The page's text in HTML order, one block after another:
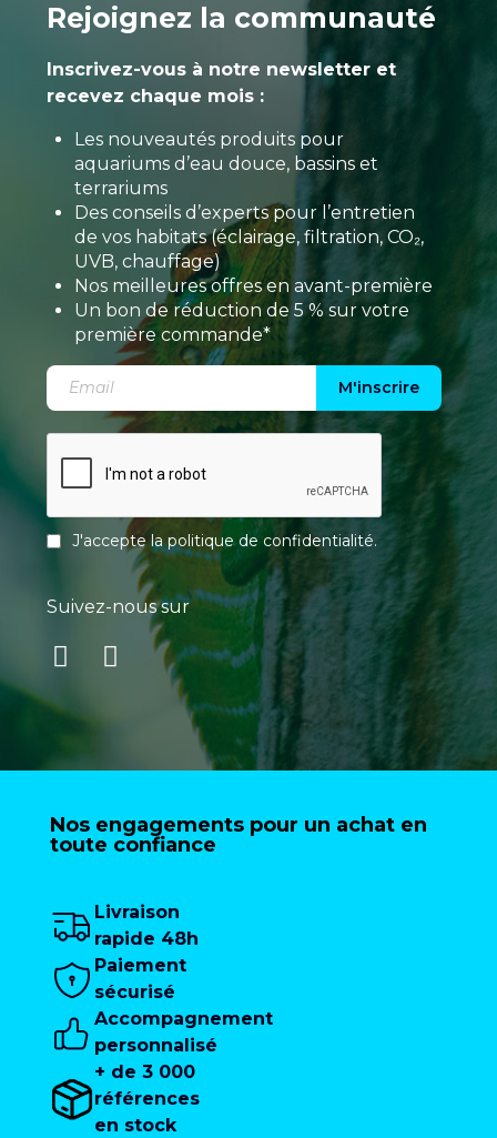
Rejoignez la communauté
Inscrivez-vous à notre newsletter et
recevez chaque mois :
Les nouveautés produits pour
aquariums d’eau douce, bassins et
terrariums
Des conseils d’experts pour l’entretien
de vos habitats (éclairage, filtration, CO₂,
UVB, chauffage)
Nos meilleures offres en avant-première
Un bon de réduction de 5 % sur votre
première commande*
M'inscrire
J'accepte lapolitique de confidentialité.
Suivez-nous sur
Nos engagements pour un achat en
toute confiance
Livraison
rapide 48h
Paiement
sécurisé
Accompagnement
personnalisé
+ de 3 000
références
en stock